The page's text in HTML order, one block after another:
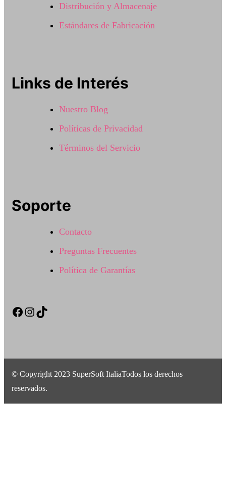
Distribución y Almacenaje
Estándares de Fabricación
Links de Interés
Nuestro Blog
Políticas de Privacidad
Términos del Servicio
Soporte
Contacto
Preguntas Frecuentes
Política de Garantías
Facebook
Instagram
TikTok
© Copyright 2023 SuperSoft ItaliaTodos los derechos
reservados.